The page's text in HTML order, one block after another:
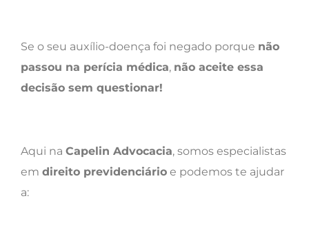
Se o seu auxílio-doença foi negado porque não
passou na perícia médica, não aceite essa
decisão sem questionar!
Aqui na Capelin Advocacia, somos especialistas
em direito previdenciário e podemos te ajudar
a: